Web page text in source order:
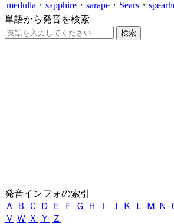
medulla ・ sapphire ・ sarape ・ Sears ・
単語から発音を検索
発音インフォの索引
Ａ
Ｂ Ｃ Ｄ Ｅ Ｆ Ｇ Ｈ Ｉ Ｊ Ｋ Ｌ Ｍ Ｎ
Ｖ Ｗ Ｘ Ｙ Ｚ